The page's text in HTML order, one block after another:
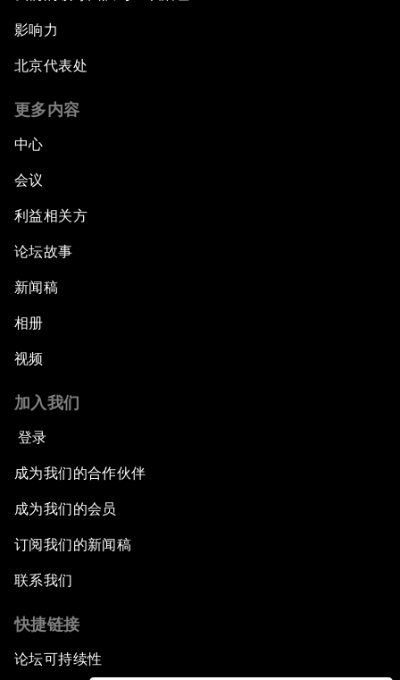
影响力
北京代表处
更多内容
中心
会议
利益相关方
论坛故事
新闻稿
相册
视频
加入我们
登录
成为我们的合作伙伴
成为我们的会员
订阅我们的新闻稿
联系我们
快捷链接
论坛可持续性